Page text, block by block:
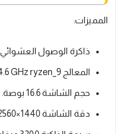
المميزات:
ذاكرة الوصول العشوائي
المعالج ‎4.6 GHz ryzen_9.
حجم الشاشة 16.6 بوصة.
دقة الشاشة ‎2560×1440 بكسل.